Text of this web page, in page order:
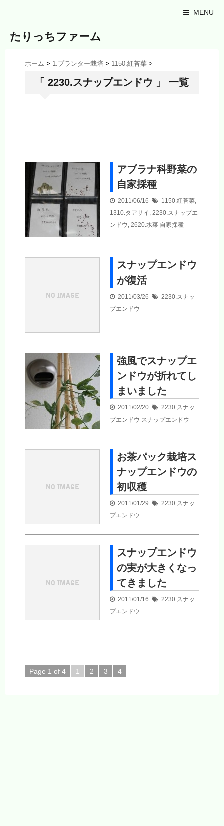
MENU
たりっちファーム
ホーム > 1.プランター栽培 > 1150.紅苔菜 >
「 2230.スナップエンドウ 」 一覧
アブラナ科野菜の
自家採種
2011/06/16 1150.紅苔菜,
1310.タアサイ , 2230.スナップエ
ンドウ, 2620.水菜 自家採種
スナップエンドウ
が復活
2011/03/26
2230.スナッ
プエンドウ
強風でスナップエ
ンドウが折れてし
まいました
2011/02/20
2230.スナッ
プエンドウ スナップエンドウ
お茶パック栽培ス
ナップエンドウの
初収穫
2011/01/29
2230.スナッ
プエンドウ
スナップエンドウ
の実が大きくなっ
てきました
2011/01/16
2230.スナッ
プエンドウ
Page 1 of 4 1 2 3 4